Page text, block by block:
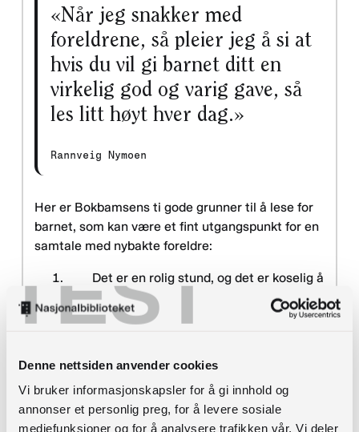
TEST
Denne nettsiden anvender cookies
Vi bruker informasjonskapsler for å gi innhold og
annonser et personlig preg, for å levere sosiale
mediefunksjoner og for å analysere trafikken vår. Vi deler
«Når jeg snakker med
foreldrene, så pleier jeg å si at
hvis du vil gi barnet ditt en
virkelig god og varig gave, så
les litt høyt hver dag.»
Rannveig Nymoen
Her er Bokbamsens ti gode grunner til å lese for
barnet, som kan være et fint utgangspunkt for en
samtale med nybakte foreldre:
Det er en rolig stund, og det er koselig å
bli lest for!
Når vi leser, øker vi ordforråd og
Bøker, fortellinger og eventyr er et godt
utgangspunkt til samtale, dere får mer
å snakke om.